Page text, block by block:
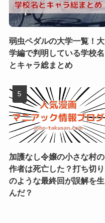
弱虫ペダルの大学一覧！大
学編で判明している学校名
とキャラ総まとめ
加護なし令嬢の小さな村の
作者は死亡した？打ち切り
のような最終回が誤解を生
んだ？